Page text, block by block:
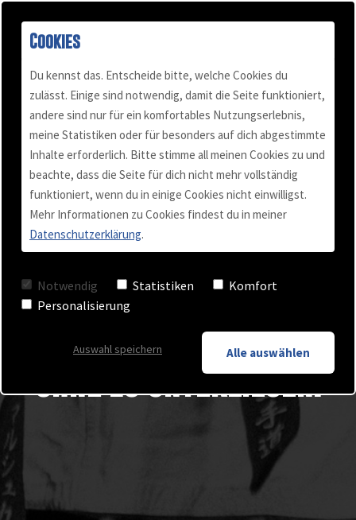
Über mich
Kundenstimmen
Buch "Konflikt-Power"
Für Selbständige
Team Training
Keynote - Vortrag
Podcast
Blog
Videos
Mail & Telefon
Termin vereinbaren
Ich wollte nicht
kämpfen lernen.
Ich wollte lernen,
Kämpfe zu vermeiden,
ohne zu unterliegen.
Cookies
Du kennst das. Entscheide bitte, welche Cookies du
zulässt. Einige sind notwendig, damit die Seite funktioniert,
andere sind nur für ein komfortables Nutzungserlebnis,
meine Statistiken oder für besonders auf dich abgestimmte
Inhalte erforderlich. Bitte stimme all meinen Cookies zu und
beachte, dass die Seite für dich nicht mehr vollständig
funktioniert, wenn du in einige Cookies nicht einwilligst.
Mehr Informationen zu Cookies findest du in meiner
Datenschutzerklärung.
Notwendig Statistiken
Komfort
Personalisierung
Auswahl speichern Alle auswählen